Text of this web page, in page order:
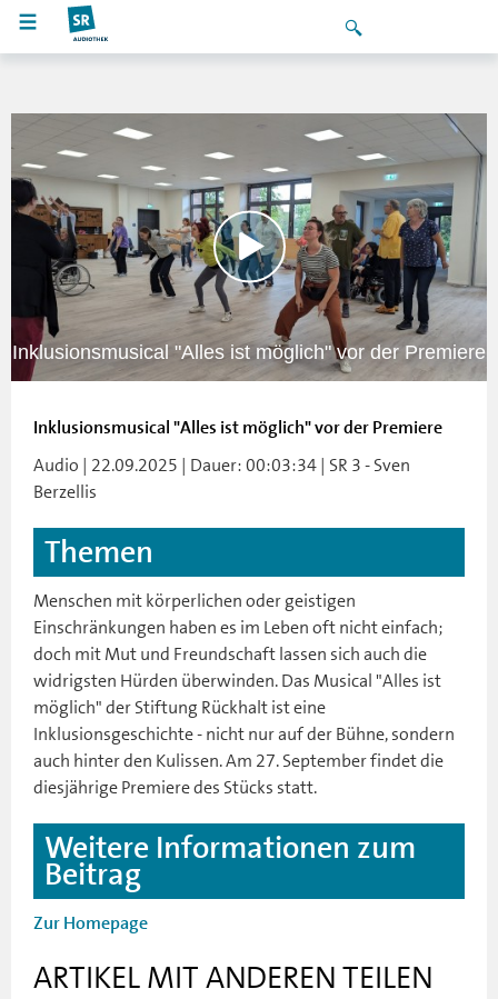
Inklusionsmusical "Alles ist möglich" vor der Premiere
Inklusionsmusical "Alles ist möglich" vor der Premiere
Audio | 22.09.2025 | Dauer: 00:03:34 | SR 3 - Sven
Berzellis
Themen
Menschen mit körperlichen oder geistigen
Einschränkungen haben es im Leben oft nicht einfach;
doch mit Mut und Freundschaft lassen sich auch die
widrigsten Hürden überwinden. Das Musical "Alles ist
möglich" der Stiftung Rückhalt ist eine
Inklusionsgeschichte - nicht nur auf der Bühne, sondern
auch hinter den Kulissen. Am 27. September findet die
diesjährige Premiere des Stücks statt.
Weitere Informationen zum
Beitrag
Zur Homepage
ARTIKEL MIT ANDEREN TEILEN